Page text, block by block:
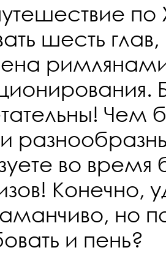
по
шесть
Чем
во
Конечно,
но
и пень?